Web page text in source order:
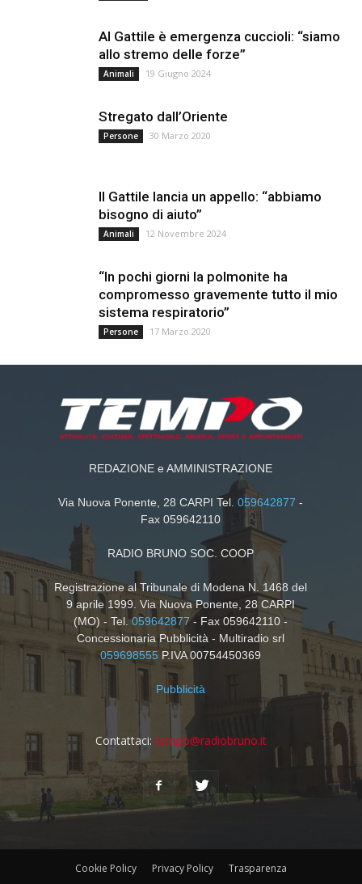
Al Gattile è emergenza cuccioli: “siamo
allo stremo delle forze”
Animali 19 Giugno 2024
Stregato dall’Oriente
Persone 30 Marzo 2020
Il Gattile lancia un appello: “abbiamo
bisogno di aiuto”
Animali 12 Novembre 2024
“In pochi giorni la polmonite ha
compromesso gravemente tutto il mio
sistema respiratorio”
Persone 17 Marzo 2020
REDAZIONE e AMMINISTRAZIONE
Via Nuova Ponente, 28 CARPI Tel.059642877 -
Fax 059642110
RADIO BRUNO SOC. COOP
Registrazione al Tribunale di Modena N. 1468 del
9 aprile 1999. Via Nuova Ponente, 28 CARPI
(MO) - Tel.059642877- Fax 059642110 -
Concessionaria Pubblicità - Multiradio srl
059698555 P.IVA 00754450369
Pubblicità
Contattaci: tempo@radiobruno.it
Cookie Policy Privacy Policy Trasparenza